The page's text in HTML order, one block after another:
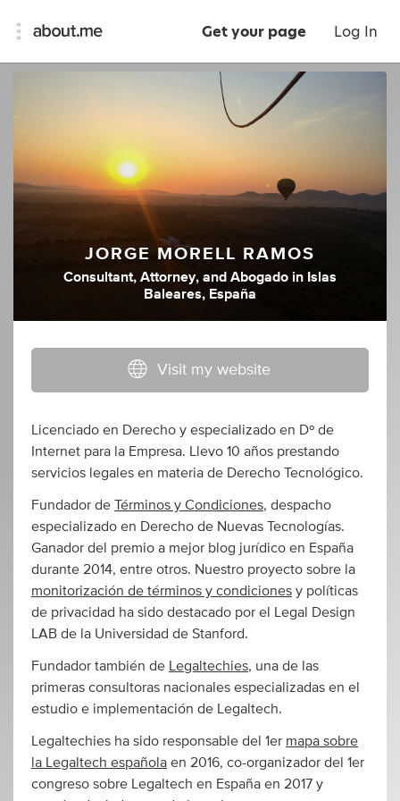
Get your page Log In
JORGE MORELL RAMOS
Consultant, Attorney, and Abogado in Islas
Baleares, España
Visit my website
Licenciado en Derecho y especializado en Dº de
Internet para la Empresa. Llevo 10 años prestando
servicios legales en materia de Derecho Tecnológico.
Fundador de Términos y Condiciones, despacho
especializado en Derecho de Nuevas Tecnologías.
Ganador del premio a mejor blog jurídico en España
durante 2014, entre otros. Nuestro proyecto sobre la
monitorización de términos y condiciones y políticas
de privacidad ha sido destacado por el Legal Design
LAB de la Universidad de Stanford.
Fundador también de Legaltechies, una de las
primeras consultoras nacionales especializadas en el
estudio e implementación de Legaltech.
Legaltechies ha sido responsable del 1er mapa sobre
la Legaltech española en 2016, co-organizador del 1er
congreso sobre Legaltech en España en 2017 y